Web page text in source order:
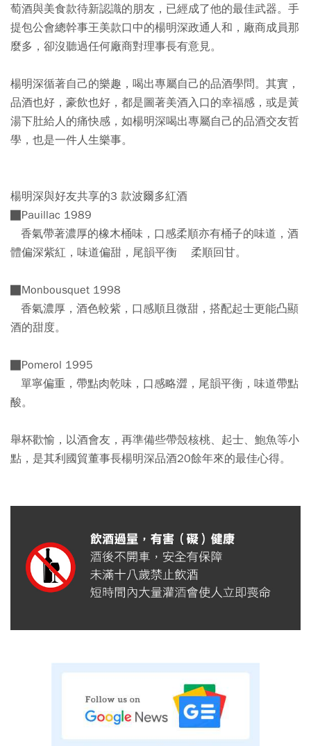
萄酒與美食款待新認識的朋友，已經成了他的最佳武器。手
提包公會總幹事王美款口中的楊明深政通人和，廠商成員那
麼多，卻沒聽過任何廠商對理事長有意見。
楊明深循著自己的樂趣，喝出專屬自己的品酒學問。其實，
品酒也好，豪飲也好，都是圖著美酒入口的幸福感，或是黃
湯下肚給人的痛快感，如楊明深喝出專屬自己的品酒交友哲
學，也是一件人生樂事。
楊明深與好友共享的3 款波爾多紅酒
█Pauillac 1989
香氣帶著濃厚的橡木桶味，口感柔順亦有桶子的味道，酒
體偏深紫紅，味道偏甜，尾韻平衡 柔順回甘。
█Monbousquet 1998
香氣濃厚，酒色較紫，口感順且微甜，搭配起士更能凸顯
酒的甜度。
█Pomerol 1995
單寧偏重，帶點肉乾味，口感略澀，尾韻平衡，味道帶點
酸。
舉杯歡愉，以酒會友，再準備些帶殼核桃、起士、鮑魚等小
點，是其利國貿董事長楊明深品酒20餘年來的最佳心得。